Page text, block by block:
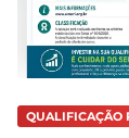
QUALIFICAÇÃO